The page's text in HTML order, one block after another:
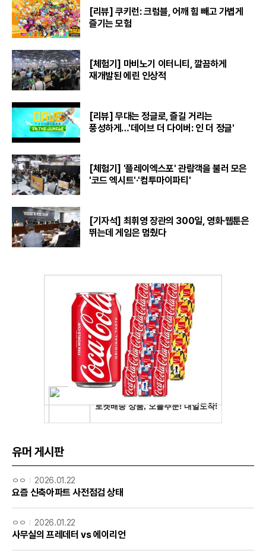
[리뷰] 쿠키런: 크럼블, 어깨 힘 빼고 가볍게
즐기는 모험
[체험기] 마비노기 이터니티, 깔끔하게
재개발된 에린 인상적
[리뷰] 무대는 정글로, 즐길 거리는
풍성하게…'데이브 더 다이버: 인 더 정글'
[체험기] '플레이엑스포' 관람객을 불러 모은
'코드 엑시트'·'컴투마이파티'
[기자석] 최휘영 장관의 300일, 영화·웹툰은
뛰는데 게임은 멈췄다
유머 게시판
ㅇㅇ 2026.01.22
요즘 신축아파트 사전점검 상태
ㅇㅇ 2026.01.22
사무실의 프레데터 vs 에이리언